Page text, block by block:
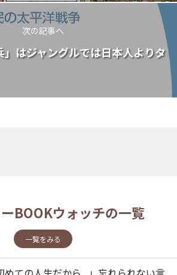
次の記事へ
はジャングルでは日本人よりタ
BOOKウォッチの一覧
一覧をみる